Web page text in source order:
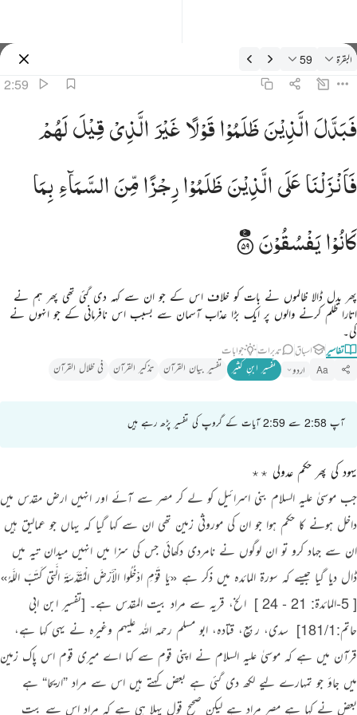
تفسیر: البقرة 2:59
البقرة 59
2:59
فبدل الذين ظلموا قولا غير الذي قيل لهم فانزلنا على الذين ظلموا رجزا من السماء بما كانوا يفسقون ٥٩
فَبَدَّلَ ٱلَّذِينَ ظَلَمُوا۟ قَوْلًا غَيْرَ ٱلَّذِى قِيلَ لَهُمْ فَأَنزَلْنَا عَلَى ٱلَّذِينَ ظَلَمُوا۟ رِجْزًۭا مِّنَ ٱلسَّمَآءِ بِمَا
فَبَدَّلَالَّذِیْنَظَلَمُوْاقَوْلًاغَیْرَالَّذِیْقِیْلَلَهُمْ
فَاَنْزَلْنَاعَلَیالَّذِیْنَظَلَمُوْارِجْزًامِّنَالسَّمَآءِبِمَا
كَانُوْایَفْسُقُوْنَ
پھر بدل ڈالا ظالموں نے بات کو خلاف اس کے جو ان سے کہہ دی گئی تھی پھر ہم نے
اتارا ظلم کرنے والوں پر ایک بڑا عذاب آسمان سے بسبب اس نافرمانی کے جو انہوں نے
کی۔
تفاسیر اسباق تدبرات جوابات
Aa اردو تفسیر ابنِ کثیر تفسیر بیان القرآن تذکیر القرآن فی ظلال القرآن
آپ 2:58 سے 2:59 آیات کے گروپ کی تفسیر پڑھ رہے ہیں
یہود کی پھر حکم عدولی ٭٭
جب موسیٰ علیہ السلام بنی اسرائیل کو لے کر مصر سے آئے اور انہیں ارض مقدس میں
داخل ہونے کا حکم ہوا جو ان کی موروثی زمین تھی ان سے کہا گیا کہ یہاں جو عمالیق ہیں
ان سے جہاد کرو تو ان لوگوں نے نامردی دکھائی جس کی سزا میں انہیں میدان تیہ میں
ڈال دیا گیا جیسے کہ سورۃ المائدہ میں ذکر ہے «يَا قَوْمِ ادْخُلُوا الْأَرْضَ الْمُقَدَّسَةَ الَّتِي كَتَبَ اللَّـهُ»
[ 5-المائدة: 21 - 24 ]
‏ الخ، قریہ سے مراد بیت المقدس ہے۔ [تفسیر ابن ابی
حاتم:181/1]
‏ سدی، ربیع، قتادہ، ابو مسلم رحمہ اللہ علیہم وغیرہ نے یہی کہا ہے،
قرآن میں ہے کہ موسیٰ علیہ السلام نے اپنی قوم سے کہا اے میری قوم اس پاک زمین
میں جاؤ جو تمہارے لیے لکھ دی گئی ہے بعض کہتے ہیں اس سے مراد”اریحا“ ہے
بعض نے کہا ہے مصر مراد ہے لیکن صحیح قول پہلا ہی ہے کہ مراد اس سے بیت